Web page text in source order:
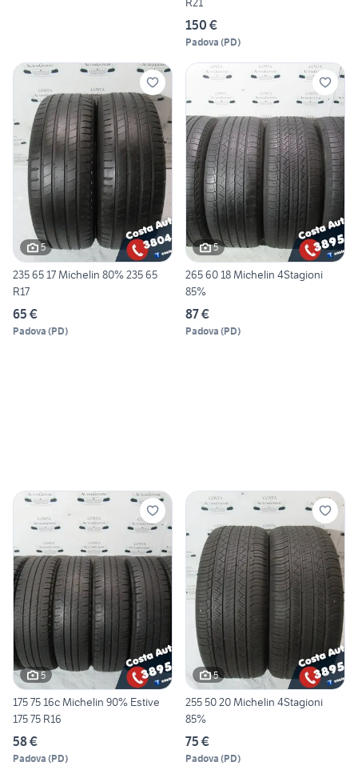
150 €
Padova (PD)
5
235 65 17 Michelin 80% 235 65
R17
65 €
Padova (PD)
5
265 60 18 Michelin 4Stagioni
85%
87 €
Padova (PD)
5
175 75 16c Michelin 90% Estive
175 75 R16
58 €
Padova (PD)
5
255 50 20 Michelin 4Stagioni
85%
75 €
Padova (PD)